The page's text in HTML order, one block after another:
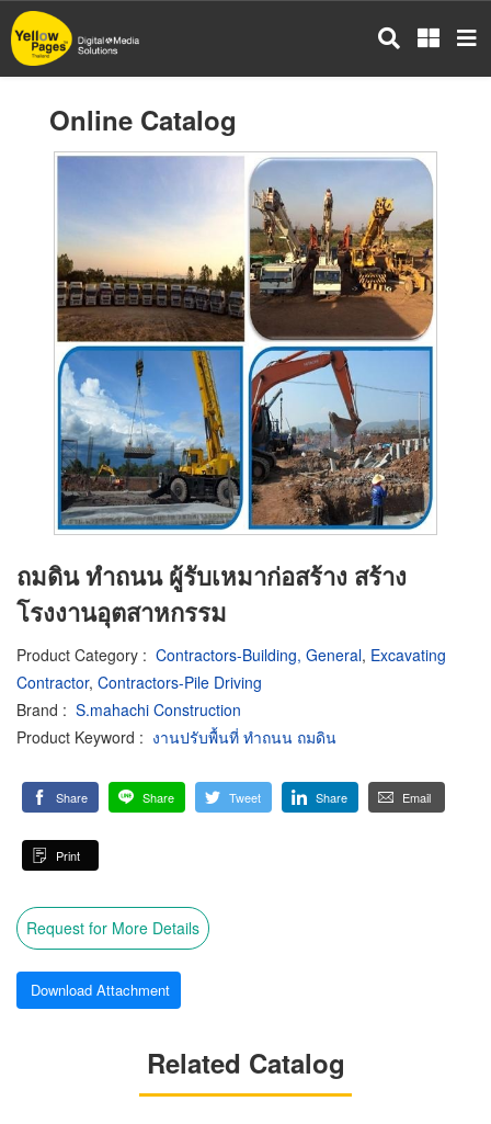
Skip
to
main
Online Catalog
ถมดิน ทำถนน ผู้รับเหมาก่อสร้าง สร้าง
โรงงานอุตสาหกรรม
Product Category : Contractors-Building, General, Excavating
Contractor, Contractors-Pile Driving
Brand : S.mahachi Construction
Product Keyword : งานปรับพื้นที่ ทำถนน ถมดิน
Share Share Tweet Share Email
Print
Request for More Details
Download Attachment
Related Catalog